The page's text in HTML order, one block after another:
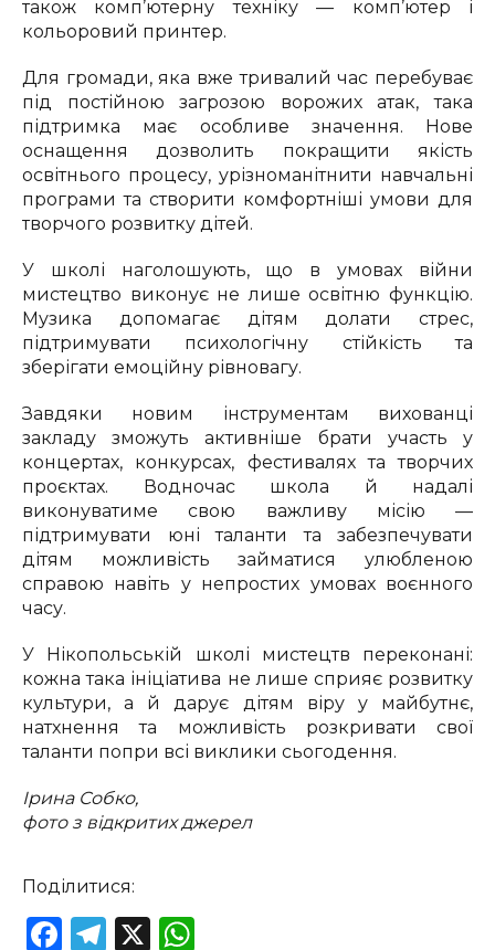
також комп’ютерну техніку — комп’ютер і
кольоровий принтер.
Для громади, яка вже тривалий час перебуває
під постійною загрозою ворожих атак, така
підтримка має особливе значення. Нове
оснащення дозволить покращити якість
освітнього процесу, урізноманітнити навчальні
програми та створити комфортніші умови для
творчого розвитку дітей.
У школі наголошують, що в умовах війни
мистецтво виконує не лише освітню функцію.
Музика допомагає дітям долати стрес,
підтримувати психологічну стійкість та
зберігати емоційну рівновагу.
Завдяки новим інструментам вихованці
закладу зможуть активніше брати участь у
концертах, конкурсах, фестивалях та творчих
проєктах. Водночас школа й надалі
виконуватиме свою важливу місію —
підтримувати юні таланти та забезпечувати
дітям можливість займатися улюбленою
справою навіть у непростих умовах воєнного
часу.
У Нікопольській школі мистецтв переконані:
кожна така ініціатива не лише сприяє розвитку
культури, а й дарує дітям віру у майбутнє,
натхнення та можливість розкривати свої
таланти попри всі виклики сьогодення.
Ірина Собко,
фото з відкритих джерел
Поділитися:
Facebook
Telegram
X